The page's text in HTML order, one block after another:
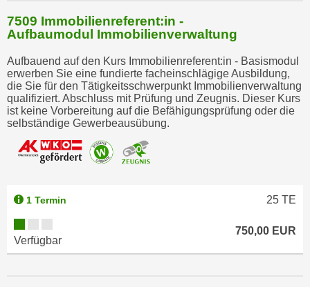
7509 Immobilienreferent:in -
Aufbaumodul Immobilienverwaltung
Aufbauend auf den Kurs Immobilienreferent:in - Basismodul
erwerben Sie eine fundierte facheinschlägige Ausbildung,
die Sie für den Tätigkeitsschwerpunkt Immobilienverwaltung
qualifiziert. Abschluss mit Prüfung und Zeugnis. Dieser Kurs
ist keine Vorbereitung auf die Befähigungsprüfung oder die
selbständige Gewerbeausübung.
1 Termin 25 TE
Verfügbar
750,00 EUR
z
l
e
h
n
e